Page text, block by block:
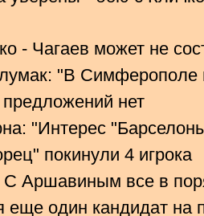
- Чагаев может не
"В Симферополе
нет
"Интерес
покинули 4 игрока
С Аршавиным все в
еще один кандидат на